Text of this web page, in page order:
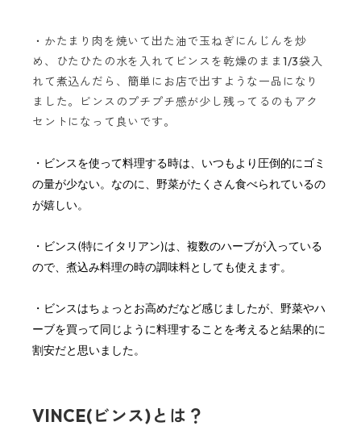
・かたまり肉を焼いて出た油で玉ねぎにんじんを炒
め、ひたひたの水を入れてビンスを乾燥のまま1/3袋入
れて煮込んだら、簡単にお店で出すような一品になり
ました。
ビンスのプチプチ感が少し残ってるのもアク
セントになって良いです。
・ビンスを使って料理する時は、いつもより圧倒的にゴミ
の量が少ない。なのに、野菜がたくさん食べられているの
が嬉しい。
・ビンス(特にイタリアン)は、複数のハーブが入っている
ので、煮込み料理の時の調味料としても使えます。
・ビンスはちょっとお高めだなど感じましたが、野菜やハ
ーブを買って同じように料理することを考えると結果的に
割安だと思いました。
VINCE(ビンス)とは？